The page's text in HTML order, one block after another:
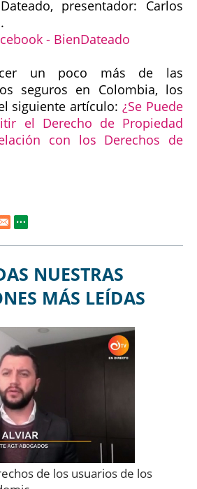
presentador: Carlos
- BienDateado
un poco más de las
seguros en Colombia, los
siguiente artículo:¿Se Puede
el Derecho de Propiedad
con los Derechos de
NUESTRAS
MÁS LEÍDAS
de los usuarios de los